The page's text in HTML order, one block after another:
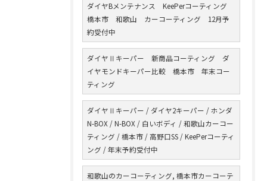
ダイヤBメンテナンス KeePerコーティング
橋本市 和歌山 カーコーティング 12月予
約受付中
ダイヤⅡキーパー 新商品コーティング ダ
イヤモンドキーパー比較 橋本市 年末コー
ティング
ダイヤⅡキーパー / ダイヤ2キーパー / ホンダ
N-BOX / N-BOX / 白いボディ / 和歌山カーコー
ティング / 橋本市 / 高野口SS / KeePerコーティ
ング / 年末予約受付中
和歌山のカーコーティング, 橋本市カーコーテ